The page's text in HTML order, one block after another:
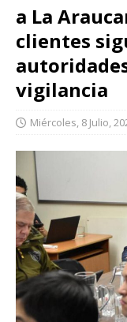
a La
clientes
vigilancia
Miércoles, 8 Julio,